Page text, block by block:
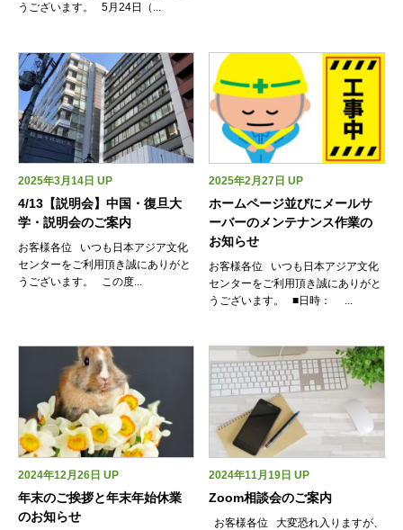
うございます。 5月24日（...
2025年3月14日 UP
4/13【説明会】中国・復旦大
学・説明会のご案内
お客様各位 いつも日本アジア文化
センターをご利用頂き誠にありがと
うございます。 この度...
2025年2月27日 UP
ホームページ並びにメールサ
ーバーのメンテナンス作業の
お知らせ
お客様各位 いつも日本アジア文化
センターをご利用頂き誠にありがと
うございます。 ■日時： ...
2024年12月26日 UP
年末のご挨拶と年末年始休業
のお知らせ
2024年11月19日 UP
Zoom相談会のご案内
お客様各位 大変恐れ入りますが、